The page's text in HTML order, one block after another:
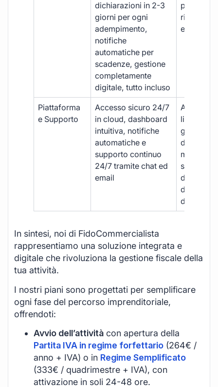
dichiarazioni in 2-3
giorni per ogni
adempimento,
notifiche
automatiche per
scadenze, gestione
completamente
digitale, tutto incluso
per ogni
rischio di
e
Piattaforma
e Supporto
Accesso sicuro 24/7
in cloud, dashboard
intuitiva, notifiche
automatiche e
supporto continuo
24/7 tramite chat ed
email
Accesso
limitato,
gestione
manuale,
supporto
durante
d’ufficio.
In sintesi, noi di FidoCommercialista
rappresentiamo una soluzione integrata e
digitale che rivoluziona la gestione fiscale della
tua attività.
I nostri piani sono progettati per semplificare
ogni fase del percorso imprenditoriale,
offrendoti:
Avvio dell’attività con apertura della
Partita IVA in regime forfettario (264€ /
anno + IVA) o in Regime Semplificato
(333€ / quadrimestre + IVA), con
attivazione in soli 24-48 ore.